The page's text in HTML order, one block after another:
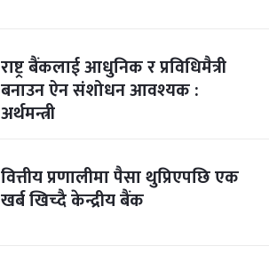
राष्ट्र बैंकलाई आधुनिक र प्रविधिमैत्री
बनाउन ऐन संशोधन आवश्यक :
अर्थमन्त्री
वित्तीय प्रणालीमा पैसा थुप्रिएपछि एक
खर्ब खिच्दै केन्द्रीय बैंक